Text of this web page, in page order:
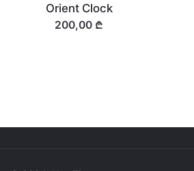
Orient Clock
200,00 ₾